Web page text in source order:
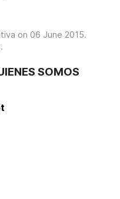
on 06 June 2015.
.
SOMOS